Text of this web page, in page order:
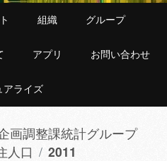
組織 グループ
アプリ お問い合わせ
アライズ
画調整課統計グループ
人口
2011